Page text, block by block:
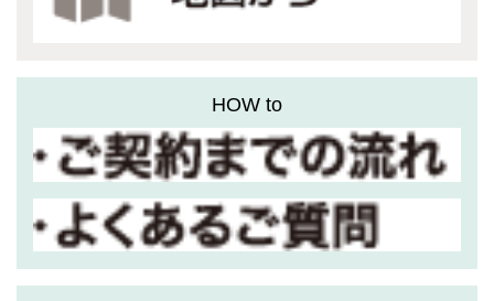
HOW to